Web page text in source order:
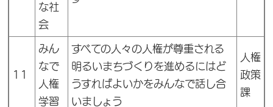
な社
会
11
みん
なで
人権
学習
すべての人々の人権が尊重される
明るいまちづくりを進めるにはど
うすればよいかをみんなで話し合
いましょう
人権
政策
課